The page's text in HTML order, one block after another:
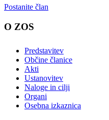
Postanite član
O ZOS
Predstavitev
Občine članice
Akti
Ustanovitev
Naloge in cilji
Organi
Osebna izkaznica